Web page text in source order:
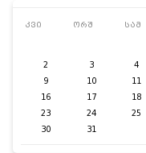
კვი ორშ სამ
2
3 4
9
10 11
16
17 18
23
24 25
30
31